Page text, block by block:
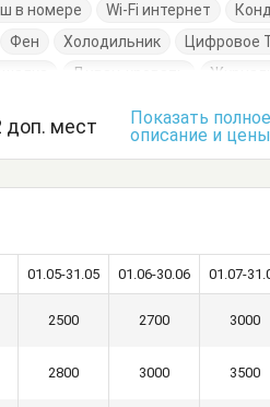
в номере Wi-Fi интернет
Фен Холодильник Цифровое
Диван-кровать
Тумбочки Шкаф
доп. мест
Показать полное
описание и цены
01.05-31.05 01.06-30.06 01.07-
2500 2700 3000
2800 3000 3500